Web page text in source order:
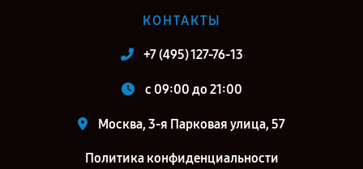
КОНТАКТЫ
+7 (495) 127-76-13
c 09:00 до 21:00
Москва, 3-я Парковая улица, 57
Политика конфиденциальности